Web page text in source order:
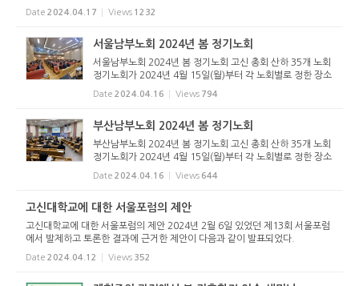
로 : 홍종국 한장섭 장임순 2) 경기동부노회(20명) 목사 : 김석홍 이하식 배상식
강인영 문용만 채경...
Date 2024.04.17 Views 1232
서울남부노회 2024년 봄 정기노회
서울남부노회 2024년 봄 정기노회 고신 총회 산하 35개 노회
정기노회가 2024년 4월 15일(월)부터 각 노회별로 정한 장소
에서 개최되었다. 제14회를 맞은 서울남부노회(노회장 노은
환 목사)는 4월 15일(월) 오후 2시 서울성산교회당(장태영 목
Date 2024.04.16 Views 794
부산남부노회 2024년 봄 정기노회
부산남부노회 2024년 봄 정기노회 고신 총회 산하 35개 노회
정기노회가 2024년 4월 15일(월)부터 각 노회별로 정한 장소
에서 개최되었다. 제72회를 맞은 부산남부노회(노회장 이상
곤 목사)는 4월 15일(월) 오전 10시 30분 월내교회당(신수복
Date 2024.04.16 Views 644
고신대학교에 대한 서울포럼의 제안
고신대학교에 대한 서울포럼의 제안 2024년 2월 6일 있었던 제13회 서울포럼
에서 발제하고 토론한 결과에 근거한 제안이 다음과 같이 발표되었다.
Date 2024.04.12 Views 352